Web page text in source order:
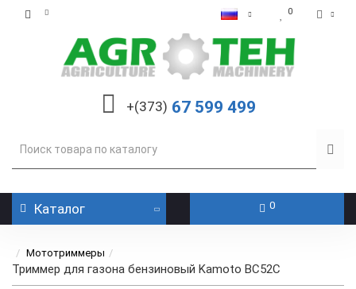
0
+(373) 67 599 499
Каталог 0
Мототриммеры
Триммер для газона бензиновый Kamoto BC52С